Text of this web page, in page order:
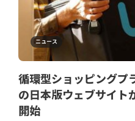
ニュース
循環型ショッピングプ
の日本版ウェブサイト
開始